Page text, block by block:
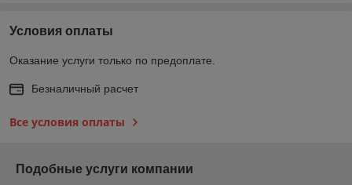
Условия оплаты
Оказание услуги только по предоплате.
Безналичный расчет
Все условия оплаты
Подобные услуги компании